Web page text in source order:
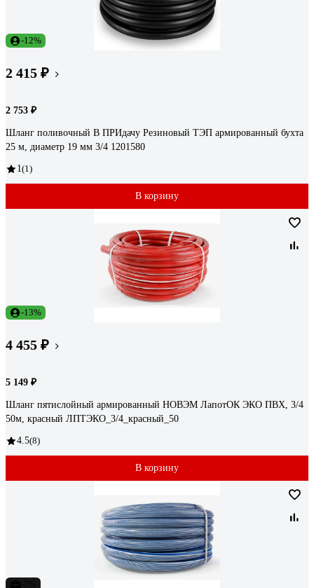
-12%
2 415 ₽
2 753 ₽
Шланг поливочный В ПРИдачу Резиновый ТЭП армированный бухта
25 м, диаметр 19 мм 3/4 1201580
1(1)
В корзину
-13%
4 455 ₽
5 149 ₽
Шланг пятислойный армированный НОВЭМ ЛапотОК ЭКО ПВХ, 3/4
50м, красный ЛПТЭКО_3/4_красный_50
4.5(8)
В корзину